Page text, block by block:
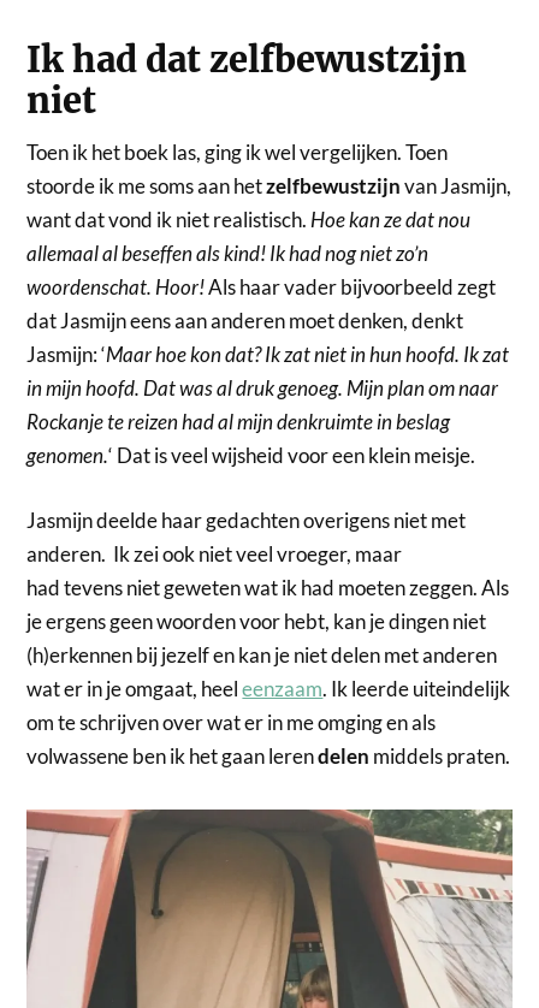
Ik had dat zelfbewustzijn
niet
Toen ik het boek las, ging ik wel vergelijken. Toen
stoorde ik me soms aan hetzelfbewustzijnvan Jasmijn,
want dat vond ik niet realistisch. Hoe kan ze dat nou
allemaal al beseffen als kind! Ik had nog niet zo’n
woordenschat. Hoor!Als haar vader bijvoorbeeld zegt
dat Jasmijn eens aan anderen moet denken, denkt
Jasmijn: ‘Maar hoe kon dat? Ik zat niet in hun hoofd. Ik zat
in mijn hoofd. Dat was al druk genoeg. Mijn plan om naar
Rockanje te reizen had al mijn denkruimte in beslag
genomen.‘ Dat is veel wijsheid voor een klein meisje.
Jasmijn deelde haar gedachten overigens niet met
anderen. Ik zei ook niet veel vroeger, maar
had tevens niet geweten wat ik had moeten zeggen. Als
je ergens geen woorden voor hebt, kan je dingen niet
(h)erkennen bij jezelf en kan je niet delen met anderen
wat er in je omgaat, heeleenzaam. Ik leerde uiteindelijk
om te schrijven over wat er in me omging en als
volwassene ben ik het gaan lerendelen middels praten.